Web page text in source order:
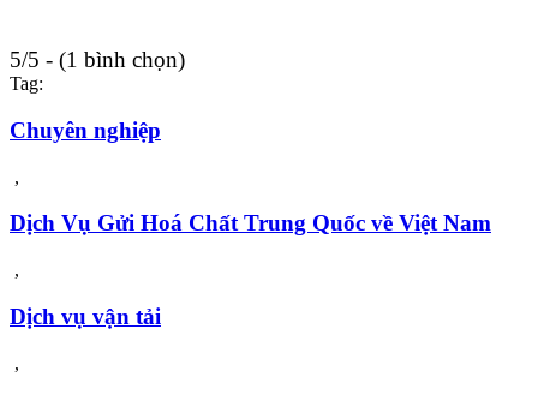
5/5 - (1 bình chọn)
Tag:
Chuyên nghiệp
,
Dịch Vụ Gửi Hoá Chất Trung Quốc về Việt Nam
,
Dịch vụ vận tải
,